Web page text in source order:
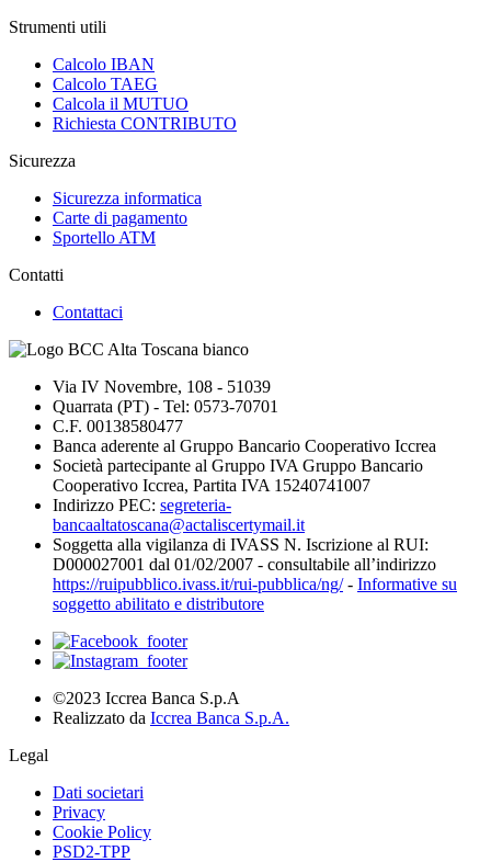
Strumenti utili
Calcolo IBAN
Calcolo TAEG
Calcola il MUTUO
Richiesta CONTRIBUTO
Sicurezza
Sicurezza informatica
Carte di pagamento
Sportello ATM
Contatti
Contattaci
Via IV Novembre, 108 - 51039
Quarrata (PT) - Tel: 0573-70701
C.F. 00138580477
Banca aderente al Gruppo Bancario Cooperativo Iccrea
Società partecipante al Gruppo IVA Gruppo Bancario
Cooperativo Iccrea, Partita IVA 15240741007
Indirizzo PEC: segreteria-
bancaaltatoscana@actaliscertymail.it
Soggetta alla vigilanza di IVASS N. Iscrizione al RUI:
D000027001 dal 01/02/2007 - consultabile all’indirizzo
https://ruipubblico.ivass.it/rui-pubblica/ng/- Informative su
soggetto abilitato e distributore
©2023 Iccrea Banca S.p.A
Realizzato da Iccrea Banca S.p.A.
Legal
Dati societari
Privacy
Cookie Policy
PSD2-TPP